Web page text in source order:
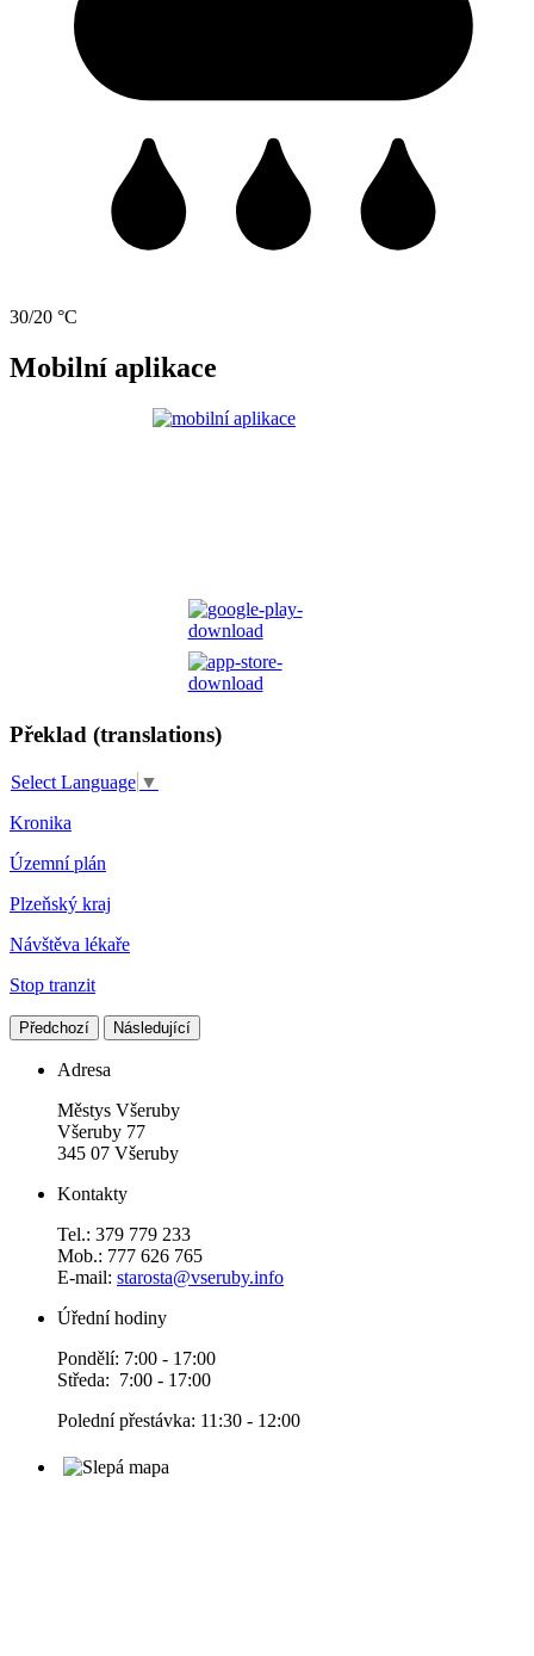
30/20 °C
Mobilní aplikace
Překlad (translations)
Select Language ▼
Kronika
Územní plán
Plzeňský kraj
Návštěva lékaře
Stop tranzit
Předchozí Následující
Adresa
Městys Všeruby
Všeruby 77
345 07 Všeruby
Kontakty
Tel.: 379 779 233
Mob.: 777 626 765
E-mail: starosta@vseruby.info
Úřední hodiny
Pondělí: 7:00 - 17:00
Středa: 7:00 - 17:00
Polední přestávka: 11:30 - 12:00